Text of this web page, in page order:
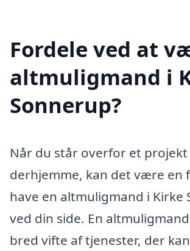
Fordele ved at
altmuligmand i
Sonnerup?
Når du står overfor et projekt
derhjemme, kan det være en
have en altmuligmand i Kirke
ved din side. En
bred vifte af tjenester, der